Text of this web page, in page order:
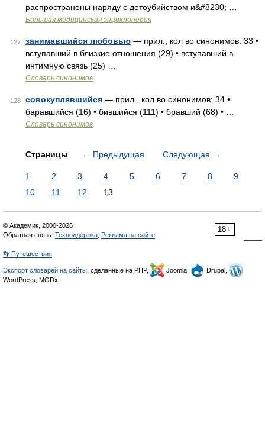
распространены наряду с детоубийством и&#8230; …
Большая медицинская энциклопедия
127 занимавшийся любовью — прил., кол во синонимов: 33 •
вступавший в близкие отношения (29) • вступавший в
интимную связь (25) …
Словарь синонимов
128 совокуплявшийся — прил., кол во синонимов: 34 •
баравшийся (16) • бившийся (111) • бравший (68) • …
Словарь синонимов
Страницы ← Предыдущая Следующая →
1 2 3 4 5 6 7 8
9
10
11 12 13
18+
© Академик, 2000-2026
Обратная связь: Техподдержка Реклама на сайте
👣 Путешествия
Экспорт словарей на сайты , сделанные на PHP, Joomla,
Drupal,
WordPress, MODx.